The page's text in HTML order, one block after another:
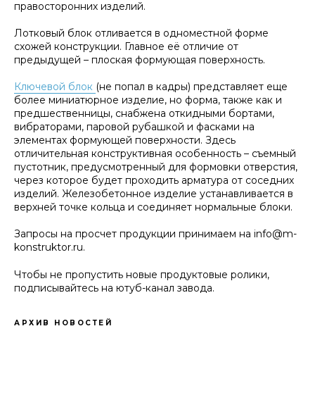
правосторонних изделий.
Лотковый блок отливается в одноместной форме
схожей конструкции. Главное её отличие от
предыдущей – плоская формующая поверхность.
Ключевой блок (не попал в кадры) представляет еще
более миниатюрное изделие, но форма, также как и
предшественницы, снабжена откидными бортами,
вибраторами, паровой рубашкой и фасками на
элементах формующей поверхности. Здесь
отличительная конструктивная особенность – съемный
пустотник, предусмотренный для формовки отверстия,
через которое будет проходить арматура от соседних
изделий. Железобетонное изделие устанавливается в
верхней точке кольца и соединяет нормальные блоки.
Запросы на просчет продукции принимаем на info@m-
konstruktor.ru.
Чтобы не пропустить новые продуктовые ролики,
подписывайтесь на ютуб-канал завода.
АРХИВ НОВОСТЕЙ